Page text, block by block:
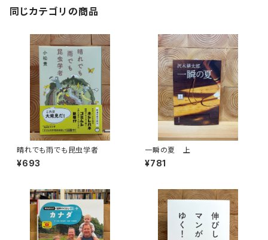
同じカテゴリの商品
晴れでも雨でも昆虫学者
¥693
一瞬の夏 上
¥781